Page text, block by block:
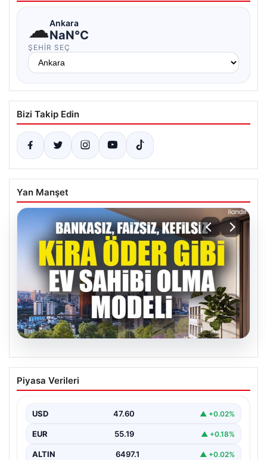
☁Ankara
NaN°C
ŞEHIR SEÇ
Bizi Takip Edin
Yan Manşet
05.08.2026
DAP Yapı’dan Yenilikçi Bir Adım: Emlak
Konut Güvencesiyle Kendi Kendini
Hayata Geçiyor
Gayrimenkul sektöründe prestijli ve yenilikçi
projeleriyle tanınan DAP Gayrimenkul Geliştirme, dikkat
çekici bir adım…
Piyasa Verileri
USD 47.60 ▲ +0.02%
EUR 55.19 ▲ +0.18%
ALTIN 6497.1 ▲ +0.02%